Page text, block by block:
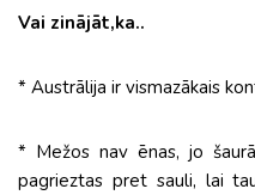
Vai zinājāt,ka..
* Austrālija ir vismazākais
* Mežos nav ēnas, jo
pagrieztas pret sauli, lai